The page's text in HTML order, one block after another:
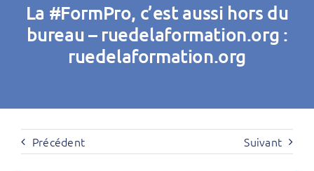
Publiez
La #FormPro, c’est aussi hors du
bureau – ruedelaformation.org :
ruedelaformation.org
Précédent Suivant